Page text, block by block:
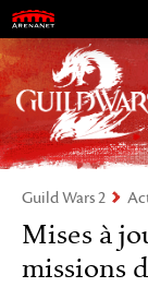
Guild Wars 2
Mises à
missions